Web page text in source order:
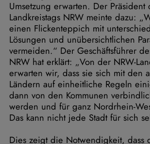
Umsetzung erwarten. Der Präsident
Landkreistags NRW meinte dazu:
einen Flickenteppich mit
Lösungen und unübersichtlichen
vermeiden.“ Der Geschäftsführer
NRW hat erklärt: „Von der NRW-
erwarten wir, dass sie sich mit den
Ländern auf einheitliche Regeln
dann von den Kommunen
werden und für ganz Nordrhein-
Das kann nicht jede Stadt für sich
Dies zeigt die Notwendigkeit, dass